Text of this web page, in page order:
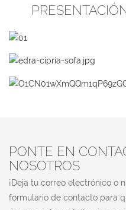
PONTE EN
NOSOTROS
¡Deja tu correo electrónico o
formulario de contacto para